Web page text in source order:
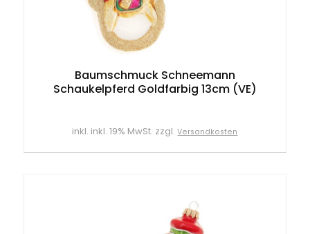
Baumschmuck Schneemann
Schaukelpferd Goldfarbig 13cm (VE)
inkl. inkl. 19% MwSt. zzgl.Versandkosten